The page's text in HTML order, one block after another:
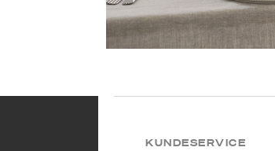
KUNDESERVICE